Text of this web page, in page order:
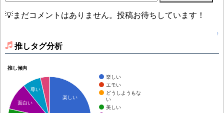
💡まだコメントはありません。投稿お待ちしています！
↑
推しタグ分析
推し傾向
楽しい
エモい
どうしようもな
い
美しい
楽しい
尊い
面白い